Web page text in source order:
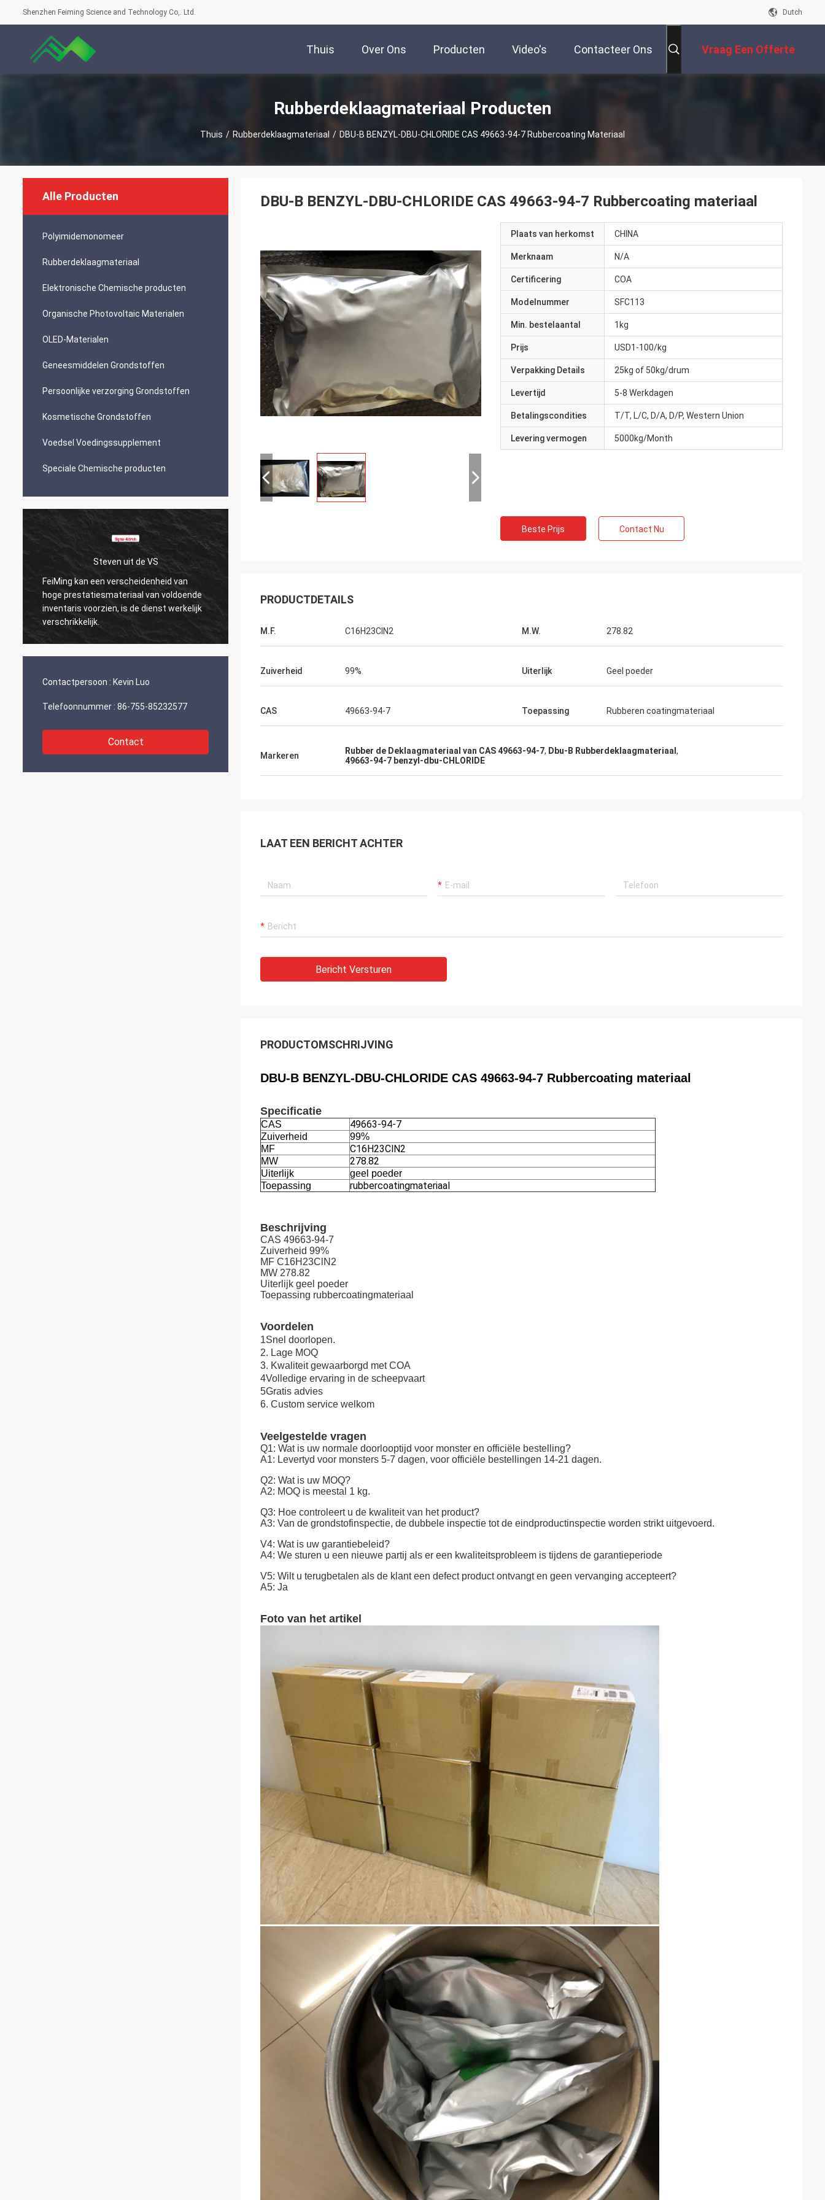
Shenzhen Feiming Science and Technology Co,. Ltd. Dutch
Thuis Over Ons Producten Video's Contacteer Ons Vraag Een Offerte
Rubberdeklaagmateriaal Producten
Thuis / Rubberdeklaagmateriaal / DBU-B BENZYL-DBU-CHLORIDE CAS 49663-94-7 Rubbercoating Materiaal
Alle Producten
Polyimidemonomeer
Rubberdeklaagmateriaal
Elektronische Chemische producten
Organische Photovoltaic Materialen
OLED-Materialen
Geneesmiddelen Grondstoffen
Persoonlijke verzorging Grondstoffen
Kosmetische Grondstoffen
Voedsel Voedingssupplement
Speciale Chemische producten
Steven uit de VS
FeiMing kan een verscheidenheid van
hoge prestatiesmateriaal van voldoende
inventaris voorzien, is de dienst werkelijk
verschrikkelijk.
Als ik nieuws heb, zal ik dat direct met
Contactpersoon : Kevin Luo
Telefoonnummer : 86-755-85232577
Contact
DBU-B BENZYL-DBU-CHLORIDE CAS 49663-94-7 Rubbercoating materiaal
Plaats van herkomst CHINA
Merknaam N/A
Certificering COA
Modelnummer SFC113
Min. bestelaantal 1kg
Prijs USD1-100/kg
Verpakking Details 25kg of 50kg/drum
Levertijd 5-8 Werkdagen
Betalingscondities T/T, L/C, D/A, D/P, Western Union
Levering vermogen 5000kg/Month
Beste Prijs Contact Nu
PRODUCTDETAILS
M.F. C16H23ClN2 M.W. 278.82
Zuiverheid 99% Uiterlijk Geel poeder
CAS 49663-94-7 Toepassing Rubberen coatingmateriaal
Markeren Rubber de Deklaagmateriaal van CAS 49663-94-7, Dbu-B Rubberdeklaagmateriaal ,
49663-94-7 benzyl-dbu-CHLORIDE
LAAT EEN BERICHT ACHTER
Bericht Versturen
PRODUCTOMSCHRIJVING
DBU-B BENZYL-DBU-CHLORIDE CAS 49663-94-7 Rubbercoating materiaal
Specificatie
CAS 49663-94-7
Zuiverheid
99%
MF
C16H23ClN2
MW 278.82
Uiterlijk
geel poeder
Toepassing
rubbercoatingmateriaal
Beschrijving
CAS 49663-94-7
Zuiverheid 99%
MF C16H23ClN2
MW 278.82
Uiterlijk geel poeder
Toepassing rubbercoatingmateriaal
Voordelen
1Snel doorlopen.
2. Lage MOQ
3. Kwaliteit gewaarborgd met COA
4Volledige ervaring in de scheepvaart
5Gratis advies
6. Custom service welkom
Veelgestelde vragen
Q1: Wat is uw normale doorlooptijd voor monster en officiële bestelling?
A1: Levertyd voor monsters 5-7 dagen, voor officiële bestellingen 14-21 dagen.
Q2: Wat is uw MOQ?
A2: MOQ is meestal 1 kg.
Q3: Hoe controleert u de kwaliteit van het product?
A3: Van de grondstofinspectie, de dubbele inspectie tot de eindproductinspectie worden strikt uitgevoerd.
V4: Wat is uw garantiebeleid?
A4: We sturen u een nieuwe partij als er een kwaliteitsprobleem is tijdens de garantieperiode
V5: Wilt u terugbetalen als de klant een defect product ontvangt en geen vervanging accepteert?
A5: Ja
Foto van het artikel